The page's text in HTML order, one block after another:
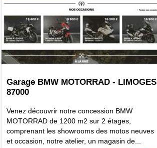
Garage BMW MOTORRAD - LIMOGES
87000
Venez découvrir notre concession BMW
MOTORRAD de 1200 m2 sur 2 étages,
comprenant les showrooms des motos neuves
et occasion, notre atelier, un magasin de...